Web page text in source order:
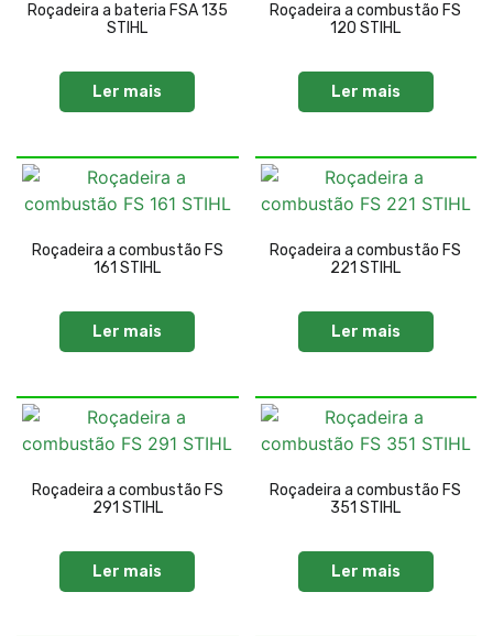
Roçadeira a bateria FSA 135
STIHL
Ler mais
Roçadeira a combustão FS
120 STIHL
Ler mais
Roçadeira a combustão FS
161 STIHL
Ler mais
Roçadeira a combustão FS
221 STIHL
Ler mais
Roçadeira a combustão FS
291 STIHL
Ler mais
Roçadeira a combustão FS
351 STIHL
Ler mais